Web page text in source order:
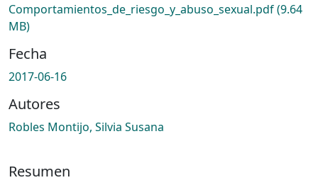
Comportamientos_de_riesgo_y_abuso_sexual.pdf(9.64
MB)
Fecha
2017-06-16
Autores
Robles Montijo, Silvia Susana
Resumen